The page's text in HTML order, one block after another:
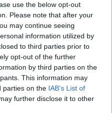
use the below opt-out
Please note that after your
may continue seeing
information utilized by
to third parties prior to
opt-out of the further
by third parties on the
This information may
parties on the IAB’s List of
further disclose it to other